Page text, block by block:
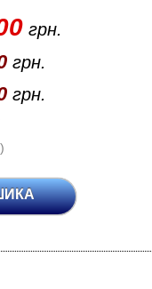
грн.
грн.
грн.